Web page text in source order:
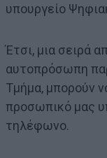
υπουργείο
Έτσι, μια σειρά
αυτοπρόσωπη
Τμήμα, μπορούν
προσωπικό μας
τηλέφωνο.